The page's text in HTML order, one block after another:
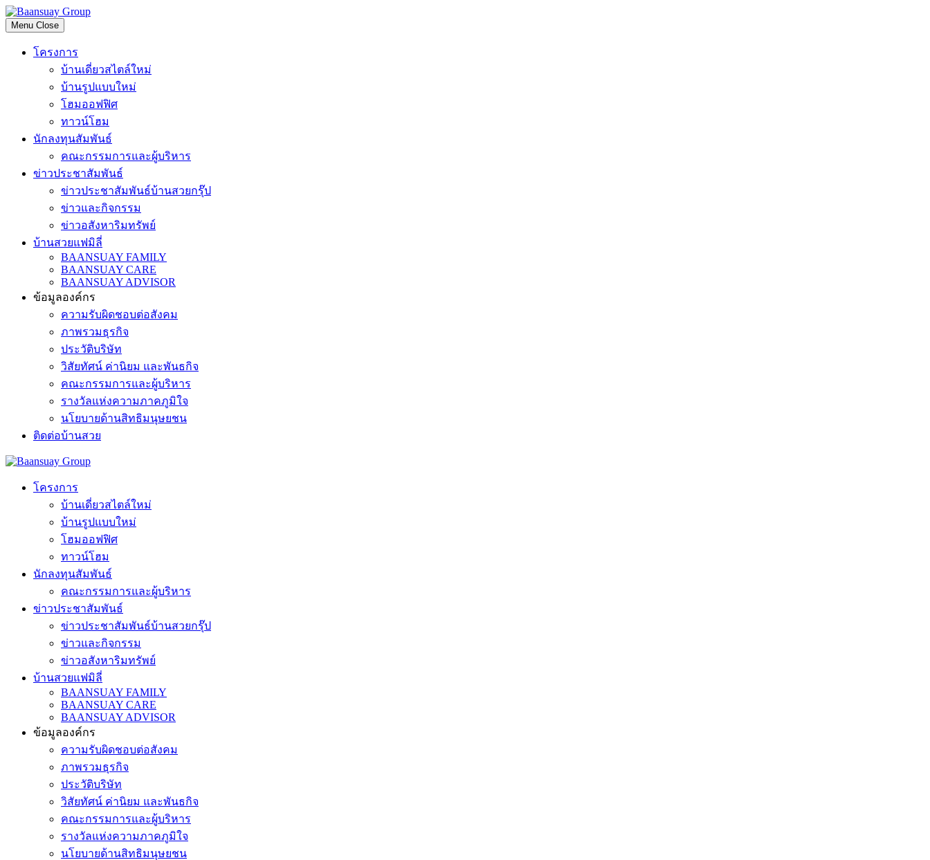
Skip
to
content
Menu Close
โครงการ
บ้านเดี่ยวสไตล์ใหม่
บ้านรูปแบบใหม่
โฮมออฟฟิศ
ทาวน์โฮม
นักลงทุนสัมพันธ์
คณะกรรมการและผู้บริหาร
ข่าวประชาสัมพันธ์
ข่าวประชาสัมพันธ์บ้านสวยกรุ๊ป
ข่าวและกิจกรรม
ข่าวอสังหาริมทรัพย์
บ้านสวยแฟมิลี่
BAANSUAY FAMILY
BAANSUAY CARE
BAANSUAY ADVISOR
ข้อมูลองค์กร
ความรับผิดชอบต่อสังคม
ภาพรวมธุรกิจ
ประวัติบริษัท
วิสัยทัศน์ ค่านิยม และพันธกิจ
คณะกรรมการและผู้บริหาร
รางวัลแห่งความภาคภูมิใจ
นโยบายด้านสิทธิมนุษยชน
ติดต่อบ้านสวย
โครงการ
บ้านเดี่ยวสไตล์ใหม่
บ้านรูปแบบใหม่
โฮมออฟฟิศ
ทาวน์โฮม
นักลงทุนสัมพันธ์
คณะกรรมการและผู้บริหาร
ข่าวประชาสัมพันธ์
ข่าวประชาสัมพันธ์บ้านสวยกรุ๊ป
ข่าวและกิจกรรม
ข่าวอสังหาริมทรัพย์
บ้านสวยแฟมิลี่
BAANSUAY FAMILY
BAANSUAY CARE
BAANSUAY ADVISOR
ข้อมูลองค์กร
ความรับผิดชอบต่อสังคม
ภาพรวมธุรกิจ
ประวัติบริษัท
วิสัยทัศน์ ค่านิยม และพันธกิจ
คณะกรรมการและผู้บริหาร
รางวัลแห่งความภาคภูมิใจ
นโยบายด้านสิทธิมนุษยชน